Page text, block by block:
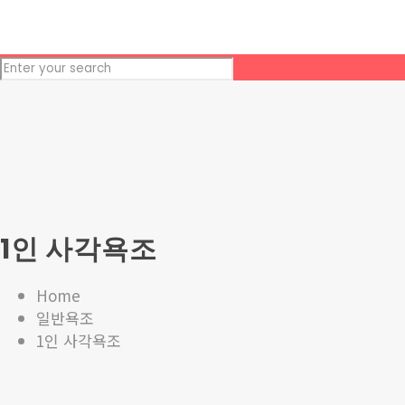
1인 사각욕조
Home
일반욕조
1인 사각욕조